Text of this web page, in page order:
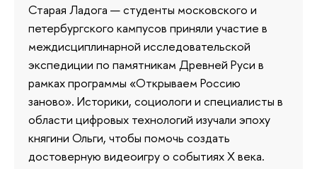
Старая Ладога — студенты московского и
петербургского кампусов приняли участие в
междисциплинарной исследовательской
экспедиции по памятникам Древней Руси в
рамках программы «Открываем Россию
заново». Историки, социологи и специалисты в
области цифровых технологий изучали эпоху
княгини Ольги, чтобы помочь создать
достоверную видеоигру о событиях X века.